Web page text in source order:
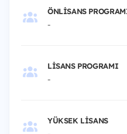
ÖNLISANS
-
LISANS PROGRAMI
-
YÜKSEK LISANS